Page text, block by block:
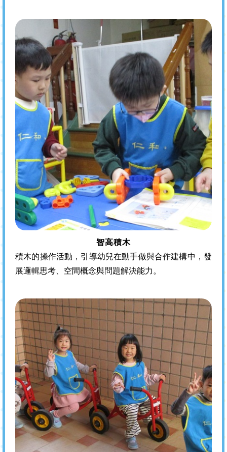
智高積木
積木的操作活動，引導幼兒在動手做與合作建構中，發
展邏輯思考、空間概念與問題解決能力。